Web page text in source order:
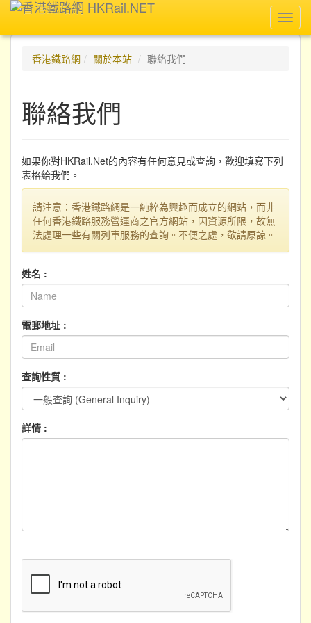
香港鐵路網
關於本站 聯絡我們
聯絡我們
如果你對HKRail.Net的內容有任何意見或查詢，歡迎填寫下列
表格給我們。
請注意：香港鐵路網是一純粹為興趣而成立的網站，而非
任何香港鐵路服務營運商之官方網站，因資源所限，故無
法處理一些有關列車服務的查詢。不便之處，敬請原諒。
姓名 :
電郵地址 :
查詢性質 :
詳情 :